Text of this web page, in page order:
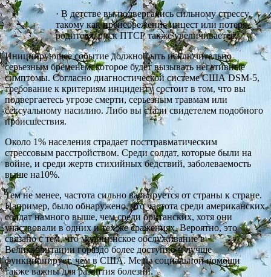
· В детстве вы подвергались сильному стрессу,
такому как пренебрежение инцест или потеря
родителя, риск ПТСР также увеличивается.
Инициирующее событие должно быть исключительно
серьезным бременем, которое будет вызывать негативные
симптомы. Согласно диагностической системе США DSM-5,
требование к критериям инциденту состоит в том, что вы
подвергаетесь угрозе смерти, серьезным травмам или
сексуальному насилию. Либо вы стали свидетелем подобного
происшествия.
Около 1% населения страдает посттравматическим
стрессовым расстройством. Среди солдат, которые были на
войне, и среди жертв стихийных бедствий, заболеваемость
выше на10%.
Тем не менее, частота сильно варьируется от страны к стране.
Например, было обнаружено, что частота среди американских
солдат намного выше, чем среди британских, хотя они
участвовали в одних и тех же сражениях. Вероятно, это
связано с тем, что медицинское обслуживание в
Великобритании гораздо более доступно и лучше
функционирует, чем в США. Меры социальной помощи
также важны для развития болезни.